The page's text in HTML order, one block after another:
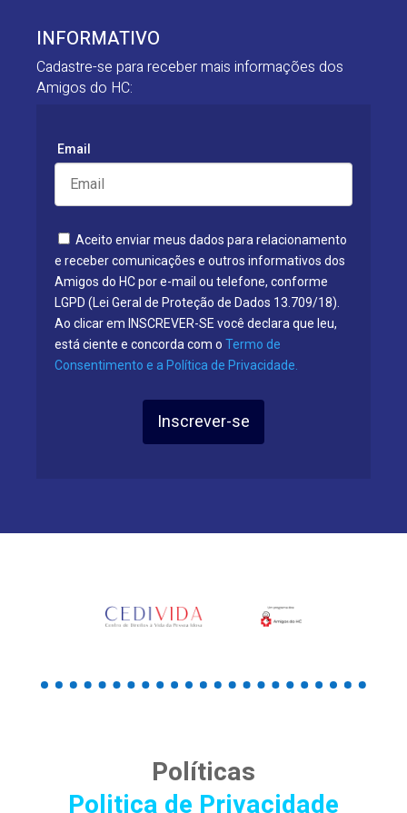
INFORMATIVO
Cadastre-se para receber mais informações dos
Amigos do HC:
Email
Aceito enviar meus dados para relacionamento
e receber comunicações e outros informativos dos
Amigos do HC por e-mail ou telefone, conforme
LGPD (Lei Geral de Proteção de Dados 13.709/18).
Ao clicar em INSCREVER-SE você declara que leu,
está ciente e concorda com o Termo de
Consentimento e a Política de Privacidade.
Inscrever-se
Políticas
Politica de Privacidade